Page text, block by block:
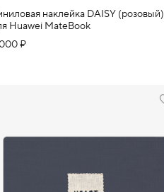
наклейка DAISY (розовый)
Huawei MateBook
₽